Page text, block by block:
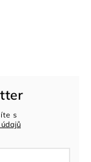
s
údajů